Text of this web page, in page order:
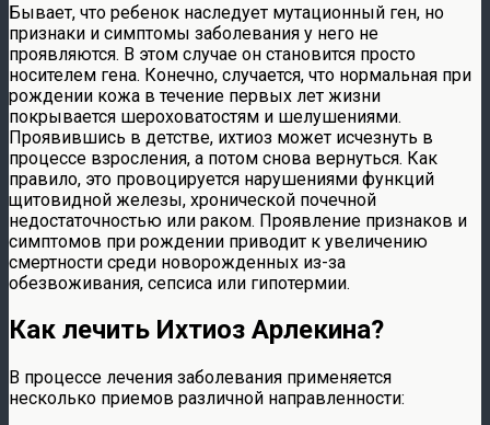
Бывает, что ребенок наследует мутационный ген, но
признаки и симптомы заболевания у него не
проявляются. В этом случае он становится просто
носителем гена. Конечно, случается, что нормальная при
рождении кожа в течение первых лет жизни
покрывается шероховатостям и шелушениями.
Проявившись в детстве, ихтиоз может исчезнуть в
процессе взросления, а потом снова вернуться. Как
правило, это провоцируется нарушениями функций
щитовидной железы, хронической почечной
недостаточностью или раком. Проявление признаков и
симптомов при рождении приводит к увеличению
смертности среди новорожденных из-за
обезвоживания, сепсиса или гипотермии.
Как лечить Ихтиоз Арлекина?
В процессе лечения заболевания применяется
несколько приемов различной направленности: